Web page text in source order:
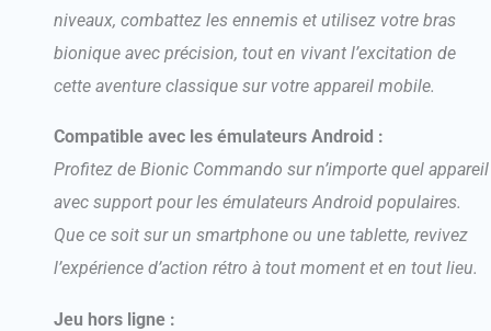
niveaux, combattez les ennemis et utilisez votre bras
bionique avec précision, tout en vivant l’excitation de
cette aventure classique sur votre appareil mobile.
Compatible avec les émulateurs Android :
Profitez de Bionic Commando sur n’importe quel appareil
avec support pour les émulateurs Android populaires.
Que ce soit sur un smartphone ou une tablette, revivez
l’expérience d’action rétro à tout moment et en tout lieu.
Jeu hors ligne :